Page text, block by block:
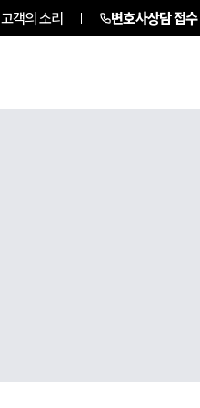
고객의 소리 변호사상담 접수